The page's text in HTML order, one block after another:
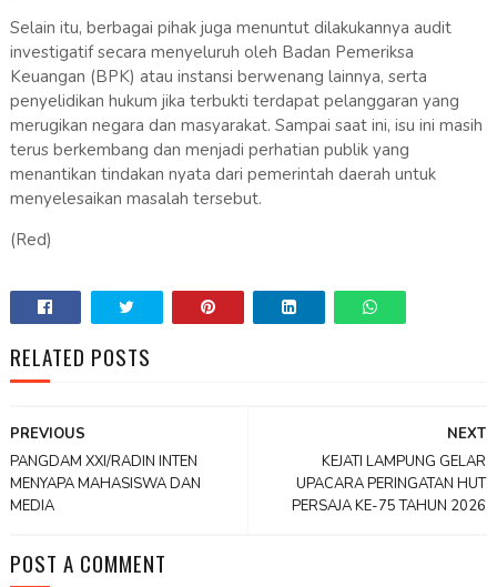
Selain itu, berbagai pihak juga menuntut dilakukannya audit
investigatif secara menyeluruh oleh Badan Pemeriksa
Keuangan (BPK) atau instansi berwenang lainnya, serta
penyelidikan hukum jika terbukti terdapat pelanggaran yang
merugikan negara dan masyarakat. Sampai saat ini, isu ini masih
terus berkembang dan menjadi perhatian publik yang
menantikan tindakan nyata dari pemerintah daerah untuk
menyelesaikan masalah tersebut.
(Red)
RELATED POSTS
NEXT
KEJATI LAMPUNG GELAR
UPACARA PERINGATAN HUT
PERSAJA KE-75 TAHUN 2026
PREVIOUS
PANGDAM XXI/RADIN INTEN
MENYAPA MAHASISWA DAN
MEDIA
POST A COMMENT